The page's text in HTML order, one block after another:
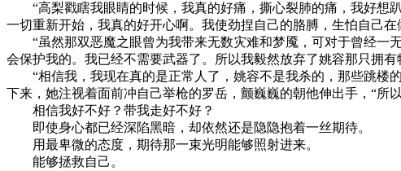
“高梨戳瞎我眼睛的时候，我真的好痛，撕心裂肺的痛，我好想
一切重新开始，我真的好开心啊。我使劲捏自己的胳膊，生怕自己在
“虽然那双恶魔之眼曾为我带来无数灾难和梦魇，可对于曾经一
会保护我的。我已经不需要武器了。所以我毅然放弃了姚容那只拥
“相信我，我现在真的是正常人了，姚容不是我杀的，那些跳楼
下来，她注视着面前冲自己举枪的罗岳，颤巍巍的朝他伸出手，“所
相信我好不好？带我走好不好？
即使身心都已经深陷黑暗，却依然还是隐隐抱着一丝期待。
用最卑微的态度，期待那一束光明能够照射进来。
能够拯救自己。